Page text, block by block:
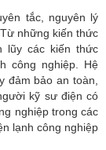
tắc, nguyên lý
những kiến thức
lũy các kiến thức
công nghiệp. Hệ
đảm bảo an toàn,
kỹ sư điện có
nghiệp trong các
lạnh công nghiệp